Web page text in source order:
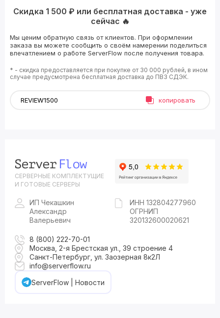
Скидка 1 500 ₽ или бесплатная доставка - уже
сейчас 🔥
Мы ценим обратную связь от клиентов. При оформлении
заказа вы можете сообщить о своём намерении поделиться
впечатлением о работе ServerFlow после получения товара.
* - скидка предоставляется при покупке от 30 000 рублей, в ином
случае предусмотрена бесплатная доставка до ПВЗ СДЭК.
копировать
СЕРВЕРНЫЕ КОМПЛЕКТУЩИЕ
И ГОТОВЫЕ СЕРВЕРЫ
ИП Чекашкин
Александр
Валерьевич
ИНН 132804277960
ОГРНИП
320132600020621
8 (800) 222-70-01
Москва, 2-я Брестская ул., 39 строение 4
Санкт-Петербург, ул. Заозерная 8к2Л
info@serverflow.ru
ServerFlow | Новости